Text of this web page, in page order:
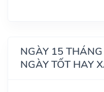
NGÀY 15
NGÀY TỐT HAY